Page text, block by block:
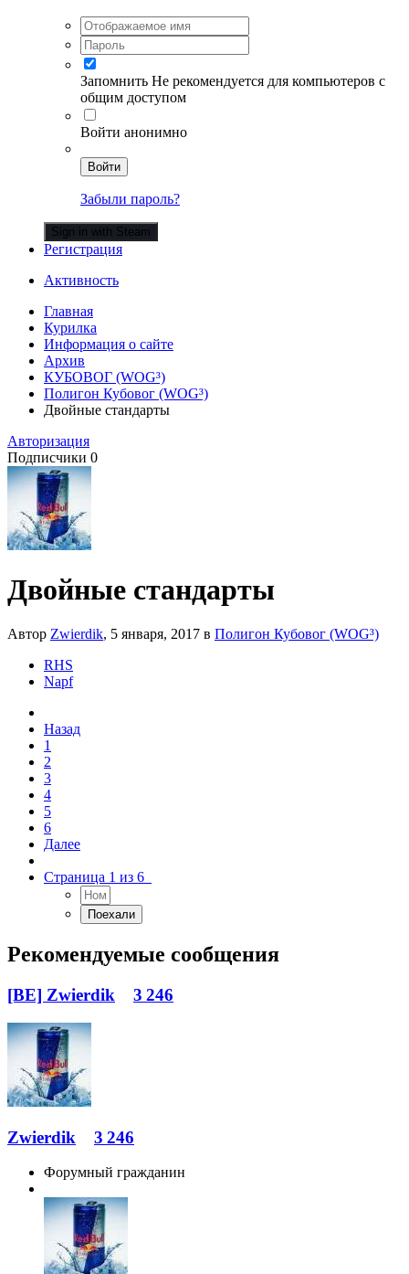
Запомнить Не рекомендуется для компьютеров с
общим доступом
Войти анонимно
Войти
Забыли пароль?
Sign in with Steam
Регистрация
Активность
Главная
Курилка
Информация о сайте
Архив
КУБОВОГ (WOG³)
Полигон Кубовог (WOG³)
Двойные стандарты
Авторизация
Подписчики 0
Двойные стандарты
Автор Zwierdik, 5 января, 2017 в Полигон Кубовог (WOG³)
RHS
Napf
Назад
1
2
3
4
5
6
Далее
Страница 1 из 6
Рекомендуемые сообщения
[BE] Zwierdik 3 246
Zwierdik 3 246
Форумный гражданин